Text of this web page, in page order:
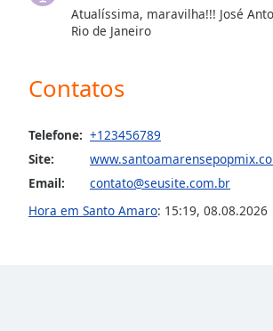
Color
Opacity
Caption
Area
Background
Atualíssima, maravilha!!! José
Rio de Janeiro
Contatos
Telefone: +123456789
Site:
Email:
contato@seusite.com.br
Hora em Santo Amaro: 15:19, 08.08.2026